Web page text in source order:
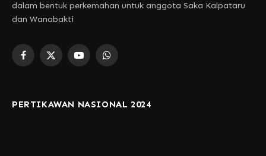
dalam bentuk perkemahan untuk anggota Saka Kalpataru
dan Wanabakti
Facebook
X
YouTubeWhatsApp
PERTIKAWAN NASIONAL 2024